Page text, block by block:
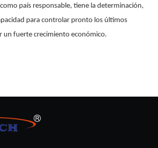
país responsable, tiene la determinación,
para controlar pronto los últimos
un fuerte crecimiento económico.